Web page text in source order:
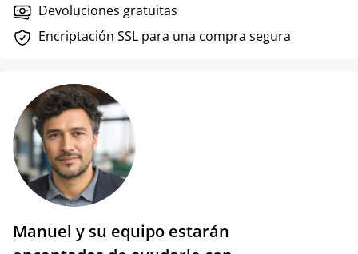
Devoluciones gratuitas
Encriptación SSL para una compra segura
Manuel y su equipo estarán